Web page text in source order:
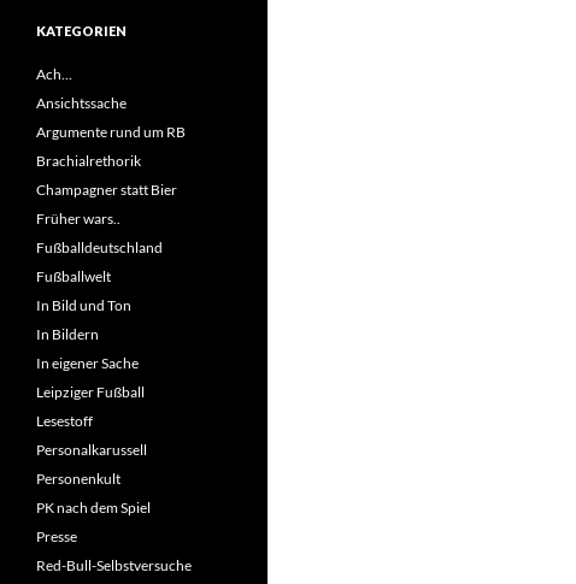
KATEGORIEN
Ach…
Ansichtssache
Argumente rund um RB
Brachialrethorik
Champagner statt Bier
Früher wars..
Fußballdeutschland
Fußballwelt
In Bild und Ton
In Bildern
In eigener Sache
Leipziger Fußball
Lesestoff
Personalkarussell
Personenkult
PK nach dem Spiel
Presse
Red-Bull-Selbstversuche